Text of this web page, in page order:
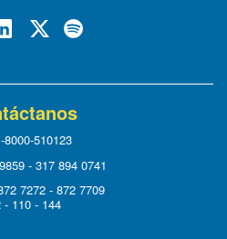
8000-510123
- 317 894 0741
7272 - 872 7709
110 - 144